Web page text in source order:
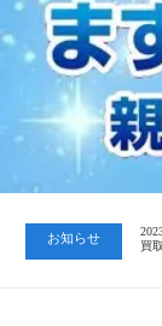
お知らせ
買
中
買